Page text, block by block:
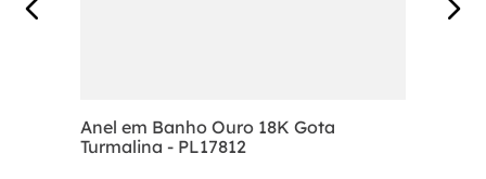
Anel em Banho Ouro 18K Gota
Turmalina - PL17812